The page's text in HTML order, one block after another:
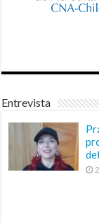
Entrevista